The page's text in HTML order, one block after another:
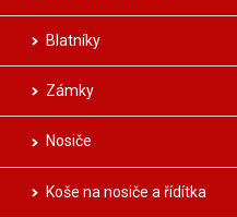
Blatníky
Zámky
Nosiče
Koše na nosiče a řídítka